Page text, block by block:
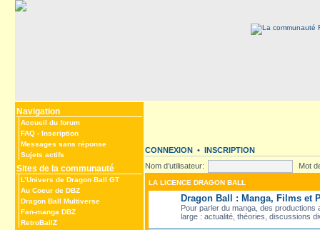
Navigation
Accueil du forum
FAQ - Inscription
Messages sans réponse
Sujets actifs
Sites de la communauté
L’Univers de Dragon Ball GT
Au Coeur de DBZ
Dragon Ball Multiverse
Fan-manga DBZ
RetroBallZ
CONNEXION • INSCRIPTION
Nom d’utilisateur:
Mot
LA LICENCE DRAGON BALL
Dragon Ball : Manga, Films et
Pour parler du manga, des productions
large : actualité, théories, discussions